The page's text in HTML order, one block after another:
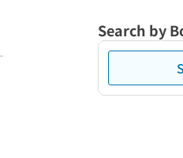
Search by